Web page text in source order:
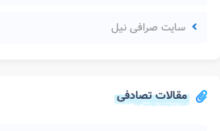
سایت صرافی نیل
مقالات تصادفی